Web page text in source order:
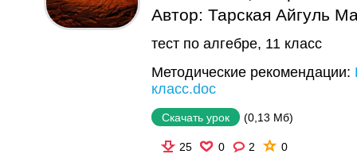
Автор: Тарская Айгуль
тест по алгебре, 11 класс
Методические рекомендации:
класс.doc
Скачать урок (0,13 Мб)
25 0 2
0